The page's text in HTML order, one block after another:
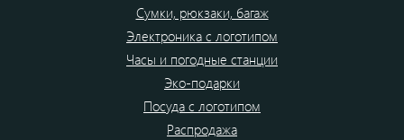
Сумки, рюкзаки, багаж
Электроника с логотипом
Часы и погодные станции
Эко-подарки
Посуда с логотипом
Распродажа